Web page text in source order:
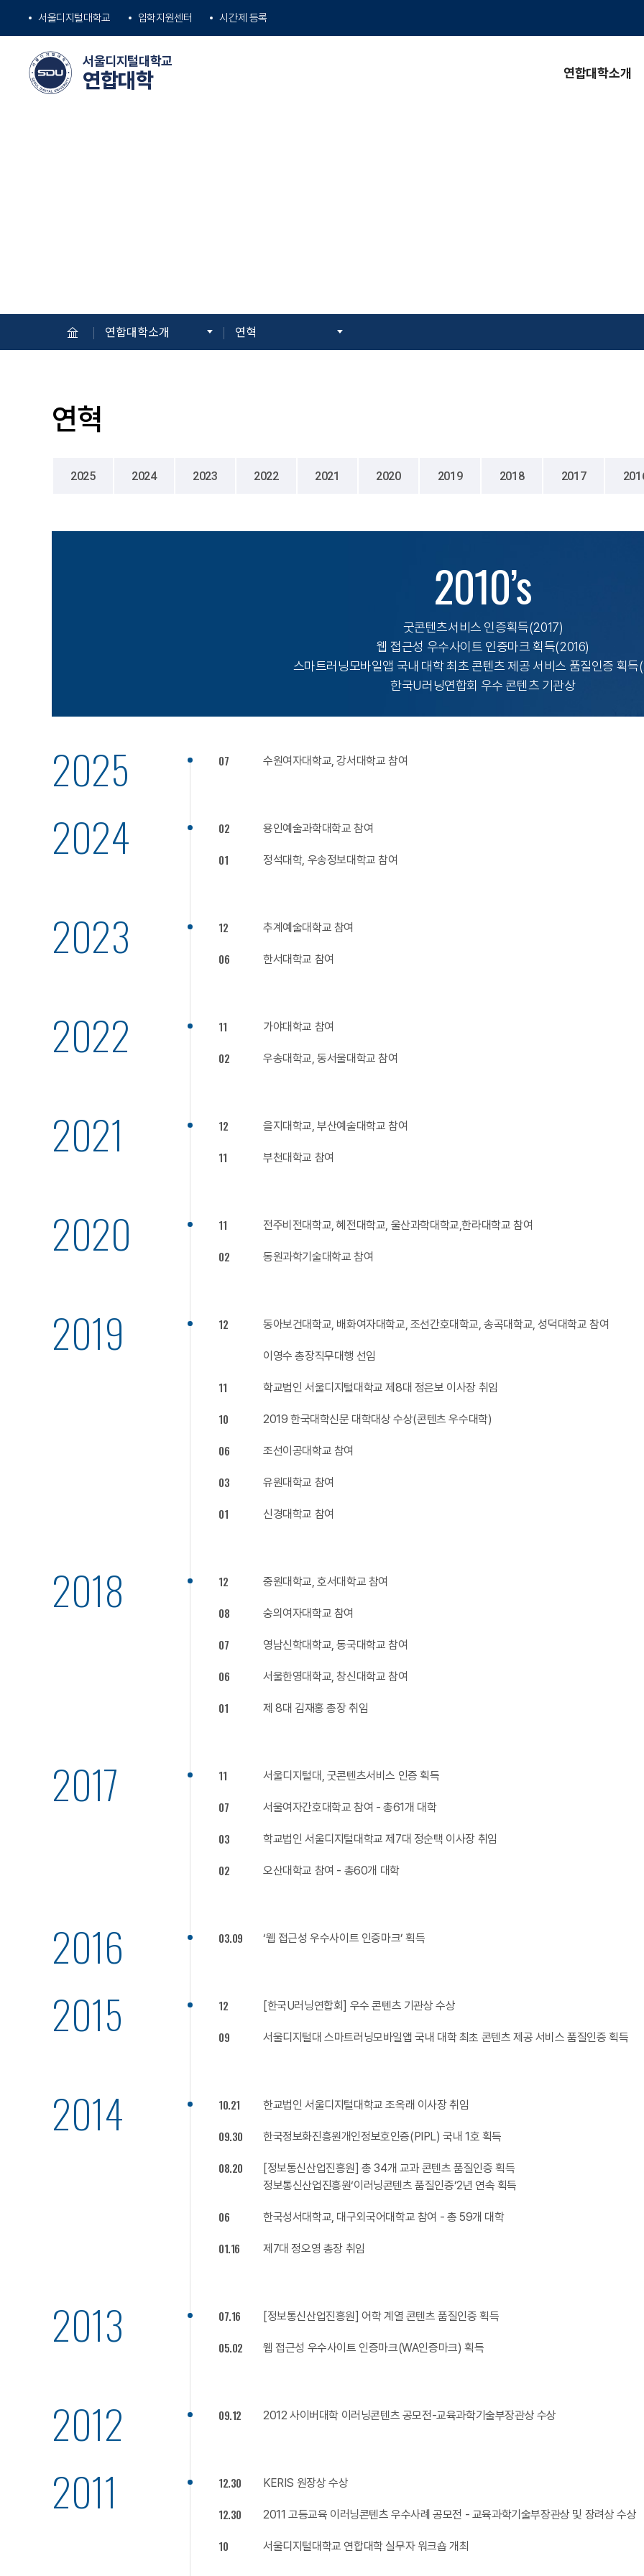
서울디지털대학교 입학지원센터 시간제 등록
서울디지털대학교
연합대학 연합대학소개
연합대학소개 연혁
연혁
2025 2024 2023 2022 2021 2020 2019 2018 2017
2010’s
굿콘텐츠서비스 인증획득(2017)
웹 접근성 우수사이트 인증마크 획득(2016)
스마트러닝모바일앱 국내 대학 최초 콘텐츠 제공 서비스 품질인증 획득
한국U러닝연합회 우수 콘텐츠 기관상
2025 07 수원여자대학교, 강서대학교 참여
2024 02 용인예술과학대학교 참여
01 정석대학, 우송정보대학교 참여
2023 12 추계예술대학교 참여
06 한서대학교 참여
2022 11 가야대학교 참여
02 우송대학교, 동서울대학교 참여
2021 12 을지대학교, 부산예술대학교 참여
11 부천대학교 참여
2020 11 전주비전대학교, 혜전대학교, 울산과학대학교,한라대학교 참여
02 동원과학기술대학교 참여
2019 12 동아보건대학교, 배화여자대학교, 조선간호대학교, 송곡대학교, 성덕대학교 참여
이영수 총장직무대행 선임
11 학교법인 서울디지털대학교 제8대 정은보 이사장 취임
10 2019 한국대학신문 대학대상 수상(콘텐츠 우수대학)
06 조선이공대학교 참여
03 유원대학교 참여
01 신경대학교 참여
2018 12 중원대학교, 호서대학교 참여
08 숭의여자대학교 참여
07 영남신학대학교, 동국대학교 참여
06 서울한영대학교, 창신대학교 참여
01 제 8대 김재홍 총장 취임
2017 11 서울디지털대, 굿콘텐츠서비스 인증 획득
07 서울여자간호대학교 참여 - 총61개 대학
03 학교법인 서울디지털대학교 제7대 정순택 이사장 취임
02 오산대학교 참여 - 총60개 대학
2016 03.09 ‘웹 접근성 우수사이트 인증마크’ 획득
2015 12 [한국U러닝연합회] 우수 콘텐츠 기관상 수상
09 서울디지털대 스마트러닝모바일앱 국내 대학 최초 콘텐츠 제공 서비스 품질인증 획득
2014 10.21 한교법인 서울디지털대학교 조옥래 이사장 취임
09.30 한국정보화진흥원개인정보호인증(PIPL) 국내 1호 획득
08.20
[정보통신산업진흥원] 총 34개 교과 콘텐츠 품질인증 획득
정보통신산업진흥원‘이러닝콘텐츠 품질인증’2년 연속 획득
06 한국성서대학교, 대구외국어대학교 참여 - 총 59개 대학
01.16 제7대 정오영 총장 취임
2013 07.16 [정보통신산업진흥원] 어학 계열 콘텐츠 품질인증 획득
05.02 웹 접근성 우수사이트 인증마크(WA인증마크) 획득
2012 09.12 2012 사이버대학 이러닝콘텐츠 공모전-교육과학기술부장관상 수상
2011 12.30 KERIS 원장상 수상
12.30 2011 고등교육 이러닝콘텐츠 우수사례 공모전 - 교육과학기술부장관상 및 장려상 수상
10 서울디지털대학교 연합대학 실무자 워크숍 개최